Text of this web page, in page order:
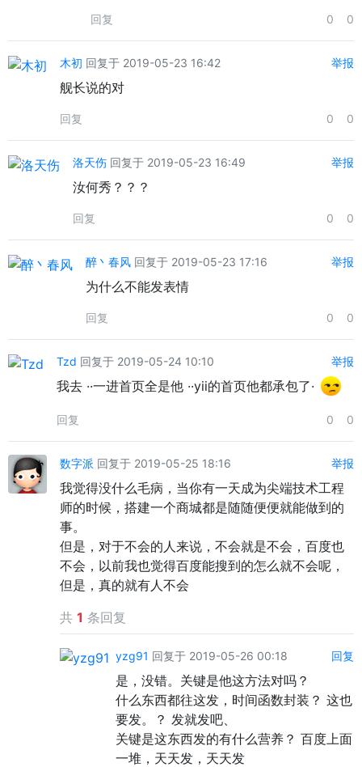
回复 0 0
木初 回复于 2019-05-23 16:42 举报
舰长说的对
回复 0 0
洛天伤 回复于 2019-05-23 16:49 举报
汝何秀？？？
回复 0 0
醉丶春风 回复于 2019-05-23 17:16 举报
为什么不能发表情
回复 0 0
Tzd 回复于 2019-05-24 10:10 举报
我去 ··一进首页全是他 ··yii的首页他都承包了·
回复 0 0
数字派 回复于 2019-05-25 18:16 举报
我觉得没什么毛病，当你有一天成为尖端技术工程
师的时候，搭建一个商城都是随随便便就能做到的
事。
但是，对于不会的人来说，不会就是不会，百度也
不会，以前我也觉得百度能搜到的怎么就不会呢，
但是，真的就有人不会
共 1 条回复
yzg91 回复于 2019-05-26 00:18 回复
是，没错。关键是他这方法对吗？
什么东西都往这发，时间函数封装？ 这也
要发。？ 发就发吧、
关键是这东西发的有什么营养？ 百度上面
一堆，天天发，天天发